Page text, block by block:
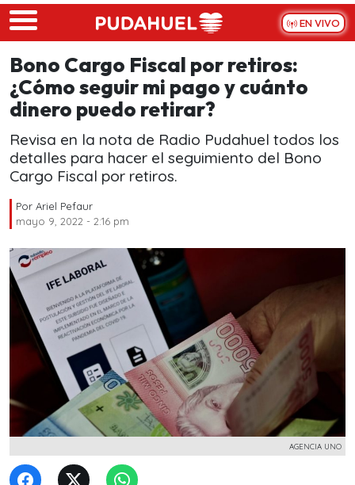
Skip to main content
EN VIVO
Bono Cargo Fiscal por retiros:
¿Cómo seguir mi pago y cuánto
dinero puedo retirar?
Revisa en la nota de Radio Pudahuel todos los
detalles para hacer el seguimiento del Bono
Cargo Fiscal por retiros.
Por Ariel Pefaur
mayo 9, 2022 - 2:16 pm
AGENCIA UNO